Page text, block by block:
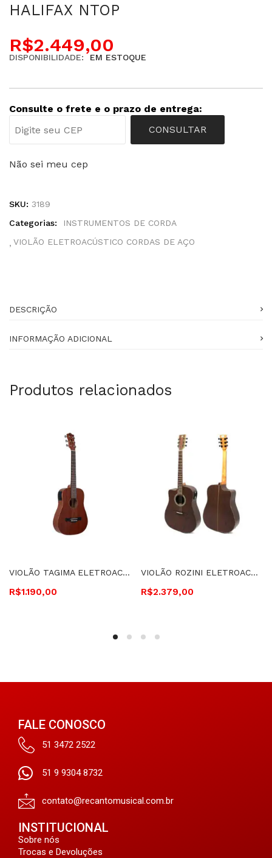
HALIFAX NTOP
R$2.449,00
DISPONIBILIDADE: EM ESTOQUE
Consulte o frete e o prazo de entrega:
CONSULTAR
Não sei meu cep
SKU: 3189
Categorias:
INSTRUMENTOS DE CORDA
VIOLÃO ELETROACÚSTICO CORDAS DE AÇO
DESCRIÇÃO
INFORMAÇÃO ADICIONAL
Produtos relacionados
VIOLÃO TAGIMA ELETROACÚSTICO, CORDAS DE AÇO BABY EQ – WS-40 NT
R$1.190,00
VIOLÃO ROZINI ELETROACÚSTICO, CUTAWAY, CORDAS DE AÇO, CANHOTO -RX315.AT.F.LP. LH
R$2.379,00
FALE CONOSCO
51 3472 2522
51 9 9304 8732
contato@recantomusical.com.br
INSTITUCIONAL
Sobre nós
Trocas e Devoluções